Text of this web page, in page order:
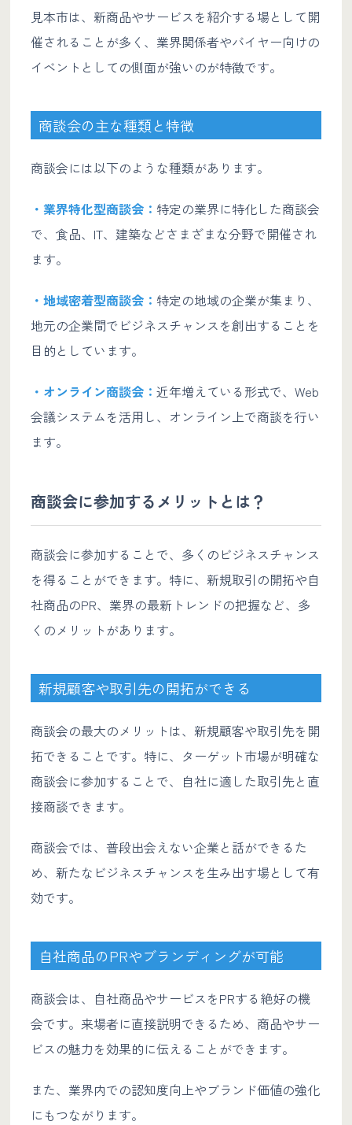
見本市は、新商品やサービスを紹介する場として開
催されることが多く、業界関係者やバイヤー向けの
イベントとしての側面が強いのが特徴です。
商談会の主な種類と特徴
商談会には以下のような種類があります。
・業界特化型商談会： 特定の業界に特化した商談会
で、食品、IT、建築などさまざまな分野で開催され
ます。
・地域密着型商談会： 特定の地域の企業が集まり、
地元の企業間でビジネスチャンスを創出することを
目的としています。
・オンライン商談会： 近年増えている形式で、Web
会議システムを活用し、オンライン上で商談を行い
ます。
商談会に参加するメリットとは？
商談会に参加することで、多くのビジネスチャンス
を得ることができます。特に、新規取引の開拓や自
社商品のPR、業界の最新トレンドの把握など、多
くのメリットがあります。
新規顧客や取引先の開拓ができる
商談会の最大のメリットは、新規顧客や取引先を開
拓できることです。特に、ターゲット市場が明確な
商談会に参加することで、自社に適した取引先と直
接商談できます。
商談会では、普段出会えない企業と話ができるた
め、新たなビジネスチャンスを生み出す場として有
効です。
自社商品のPRやブランディングが可能
商談会は、自社商品やサービスをPRする絶好の機
会です。来場者に直接説明できるため、商品やサー
ビスの魅力を効果的に伝えることができます。
また、業界内での認知度向上やブランド価値の強化
にもつながります。